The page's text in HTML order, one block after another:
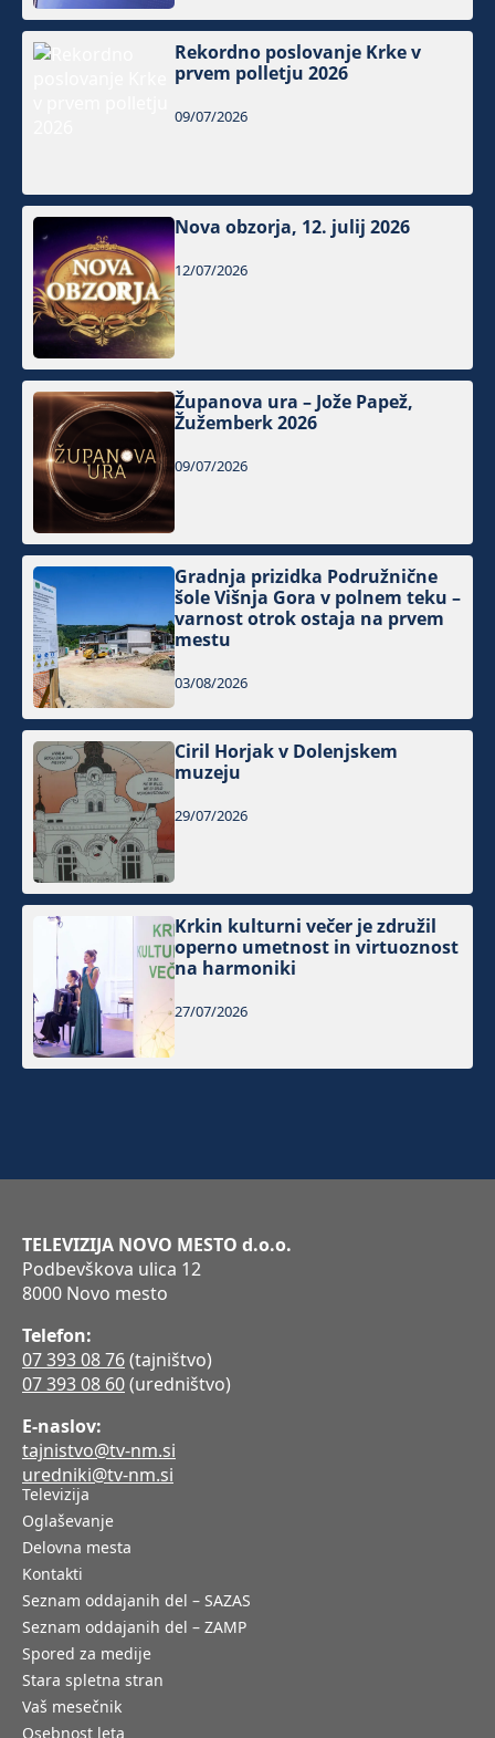
Rekordno poslovanje Krke v
prvem polletju 2026
09/07/2026
Nova obzorja, 12. julij 2026
12/07/2026
Županova ura – Jože Papež,
Žužemberk 2026
09/07/2026
Gradnja prizidka Podružnične
šole Višnja Gora v polnem teku –
varnost otrok ostaja na prvem
mestu
03/08/2026
Ciril Horjak v Dolenjskem
muzeju
29/07/2026
Krkin kulturni večer je združil
operno umetnost in virtuoznost
na harmoniki
27/07/2026
TELEVIZIJA NOVO MESTO d.o.o.
Podbevškova ulica 12
8000 Novo mesto
Telefon:
07 393 08 76(tajništvo)
07 393 08 60(uredništvo)
E-naslov:
tajnistvo@tv-nm.si
uredniki@tv-nm.si
Televizija
Oglaševanje
Delovna mesta
Kontakti
Seznam oddajanih del – SAZAS
Seznam oddajanih del – ZAMP
Spored za medije
Stara spletna stran
Vaš mesečnik
Osebnost leta